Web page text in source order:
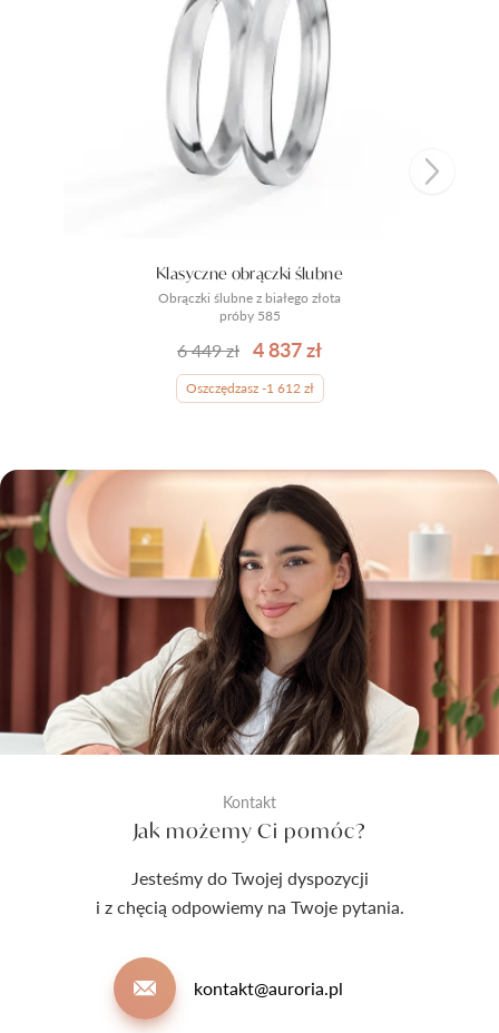
Obrączki ślubne z białego złota
próby 585
Klasyczne obrączki ślubne
6 449 zł 4 837 zł
Oszczędzasz -1 612 zł
Kontakt
Jak możemy Ci pomóc?
Jesteśmy do Twojej dyspozycji
i z chęcią odpowiemy na Twoje pytania.
kontakt@auroria.pl